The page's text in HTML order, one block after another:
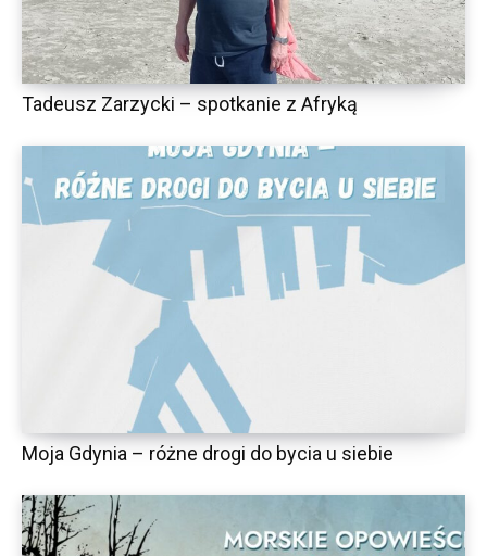
Tadeusz Zarzycki – spotkanie z Afryką
Moja Gdynia – różne drogi do bycia u siebie